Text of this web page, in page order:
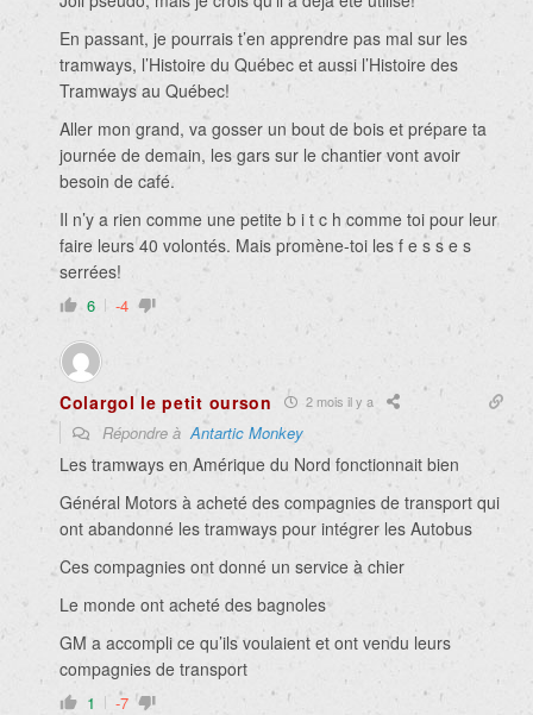
En passant, je pourrais t’en apprendre pas mal sur les
tramways, l’Histoire du Québec et aussi l’Histoire des
Tramways au Québec!
Aller mon grand, va gosser un bout de bois et prépare ta
journée de demain, les gars sur le chantier vont avoir
besoin de café.
Il n’y a rien comme une petite b i t c h comme toi pour leur
faire leurs 40 volontés. Mais promène-toi les f e s s e s
serrées!
6 -4
Colargol le petit ourson 2 mois il y a
Répondre à Antartic Monkey
Les tramways en Amérique du Nord fonctionnait bien
Général Motors à acheté des compagnies de transport qui
ont abandonné les tramways pour intégrer les Autobus
Ces compagnies ont donné un service à chier
Le monde ont acheté des bagnoles
GM a accompli ce qu’ils voulaient et ont vendu leurs
compagnies de transport
1 -7